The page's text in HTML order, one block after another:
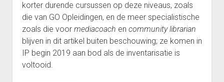
korter durende cursussen op deze niveaus, zoals
die van GO Opleidingen, en de meer specialistische
zoals die voor mediacoach en community librarian
blijven in dit artikel buiten beschouwing; ze komen in
IP begin 2019 aan bod als de inventarisatie is
voltooid.